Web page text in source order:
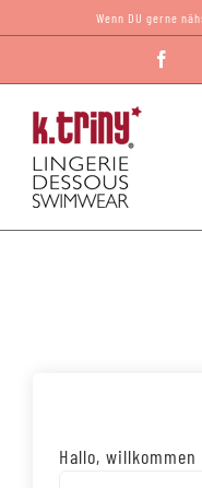
Inhalt
Wenn DU gerne
Hallo,